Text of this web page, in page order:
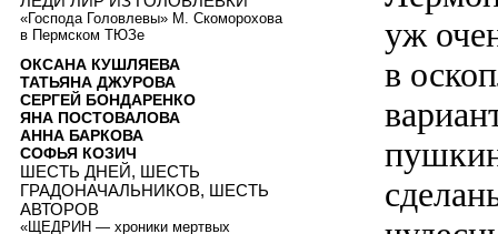
уж
в
«Господа Головлевы» М. Скоморохова
в Пермском ТЮЗе
ОКСАНА КУШЛЯЕВА
ТАТЬЯНА ДЖУРОВА
СЕРГЕЙ БОНДАРЕНКО
ЯНА ПОСТОВАЛОВА
АННА БАРКОВА
СОФЬЯ КОЗИЧ
ШЕСТЬ ДНЕЙ, ШЕСТЬ
ГРАДОНАЧАЛЬНИКОВ, ШЕСТЬ
АВТОРОВ
«ЩЕДРИН — хроники мертвых